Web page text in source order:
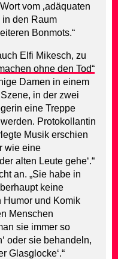
vom ‚adäquaten
in den Raum
Bonmots.“
Elfi Mikesch, zu
ohne den Tod“
Damen in einem
in der zwei
eine Treppe
Protokollantin
Musik erschien
wie eine
alten Leute gehe‘.“
an. „Sie habe in
keine
Humor und Komik
Menschen
sie immer so
oder sie behandeln,
Glasglocke‘.“